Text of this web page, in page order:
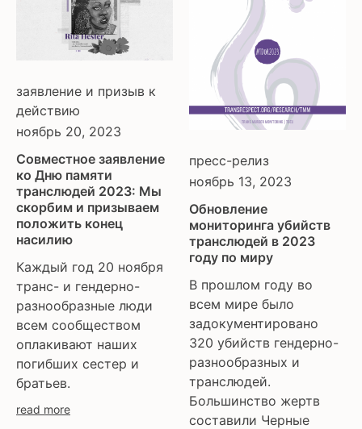
заявление и призыв к
действию
ноябрь 20, 2023
Совместное заявление
ко Дню памяти
транслюдей 2023: Мы
скорбим и призываем
положить конец
насилию
Каждый год 20 ноября
транс- и гендерно-
разнообразные люди
всем сообществом
оплакивают наших
погибших сестер и
братьев.
read more
пресс-релиз
ноябрь 13, 2023
Обновление
мониторинга убийств
транслюдей в 2023
году по миру
В прошлом году во
всем мире было
задокументировано
320 убийств гендерно-
разнообразных и
транслюдей.
Большинство жертв
составили Черные